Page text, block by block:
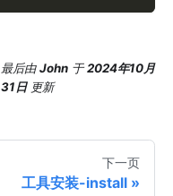
最后由John 于2024年10月
31日 更新
下一页
工具安装-install